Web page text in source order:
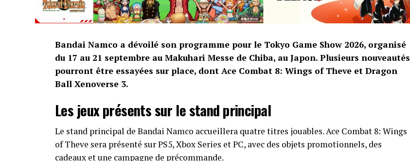
Bandai Namco a dévoilé son programme pour le Tokyo Game Show 2026, organisé
du 17 au 21 septembre au Makuhari Messe de Chiba, au Japon. Plusieurs nouveautés
pourront être essayées sur place, dont Ace Combat 8: Wings of Theve et Dragon
Ball Xenoverse 3.
Les jeux présents sur le stand principal
Le stand principal de Bandai Namco accueillera quatre titres jouables. Ace Combat 8: Wings
of Theve sera présenté sur PS5, Xbox Series et PC, avec des objets promotionnels, des
cadeaux et une campagne de précommande.